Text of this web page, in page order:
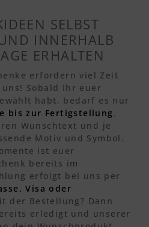
SELBST
INNERHALB
ERHALTEN
erfordern viel Zeit
Sobald Ihr euer
habt, bedarf es nur
bis zur Fertigstellung.
Wunschtext und je
Motiv und Symbol.
ist euer
bereits im
erfolgt bei uns per
Visa oder
der Bestellung? Dann
erledigt und unserer